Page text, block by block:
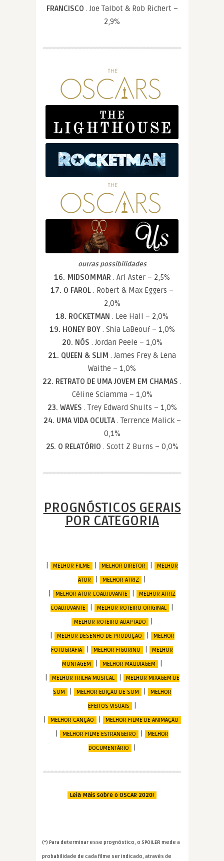
FRANCISCO . Joe Talbot & Rob Richert –
2,9%
outras possibilidades
16. MIDSOMMAR . Ari Aster – 2,5%
17. O FAROL . Robert & Max Eggers –
2,0%
18. ROCKETMAN . Lee Hall – 2,0%
19. HONEY BOY . Shia LaBeouf – 1,0%
20. NÓS . Jordan Peele – 1,0%
21. QUEEN & SLIM . James Frey & Lena
Waithe – 1,0%
22. RETRATO DE UMA JOVEM EM CHAMAS .
Céline Sciamma – 1,0%
23. WAVES . Trey Edward Shults – 1,0%
24. UMA VIDA OCULTA . Terrence Malick –
0,1%
25. O RELATÓRIO . Scott Z Burns – 0,0%
PROGNÓSTICOS GERAIS
POR CATEGORIA
| MELHOR FILME | MELHOR DIRETOR |
MELHOR
ATOR
| MELHOR ATRIZ
|
|
MELHOR ATOR COADJUVANTE |
MELHOR ATRIZ
COADJUVANTE
| MELHOR ROTEIRO ORIGINAL |
MELHOR ROTEIRO ADAPTADO |
|
MELHOR DESENHO DE PRODUÇÃO |
MELHOR
FOTOGRAFIA
| MELHOR FIGURINO |
MELHOR
MONTAGEM | MELHOR MAQUIAGEM |
|
MELHOR TRILHA MUSICAL |
MELHOR MIXAGEM DE
SOM | MELHOR EDIÇÃO DE SOM |
MELHOR
EFEITOS VISUAIS |
|
MELHOR CANÇÃO | MELHOR FILME DE ANIMAÇÃO
| MELHOR FILME ESTRANGEIRO |
MELHOR
DOCUMENTÁRIO |
Leia Mais sobre o OSCAR 2020!
(*) Para determinar esse prognóstico, o SPOILER mede a
probabilidade de cada filme ser indicado, através de